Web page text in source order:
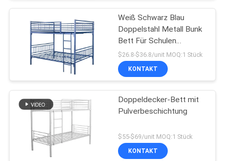
Metall-Bunk-
Bettrahmen
Schulschreibtisch
Weiß Schwarz Blau
Doppelstahl Metall Bunk
Bett Für Schulen
Krankenhaus
$26.8-$36.8/unit MOQ:1 Stück
KONTAKT
Doppeldecker-Bett mit
Pulverbeschichtung
$55-$69/unit MOQ:1 Stück
KONTAKT